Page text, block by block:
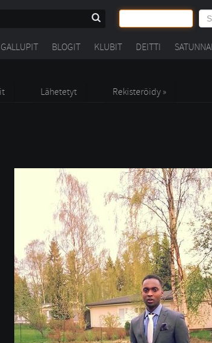
GALLUPIT BLOGIT KLUBIT DEITTI
Lähetetyt Rekisteröidy »